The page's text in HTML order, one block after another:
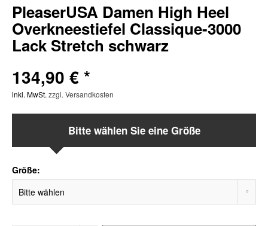
PleaserUSA Damen High Heel
Overkneestiefel Classique-3000
Lack Stretch schwarz
134,90 € *
inkl. MwSt. zzgl. Versandkosten
Bitte wählen Sie eine Größe
Größe: